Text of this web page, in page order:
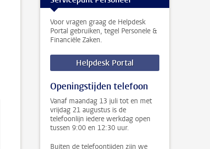
Voor vragen graag de Helpdesk
Portal gebruiken, tegel Personele &
Financiële Zaken.
Helpdesk Portal
Openingstijden telefoon
Vanaf maandag 13 juli tot en met
vrijdag 21 augustus is de
telefoonlijn iedere werkdag open
tussen 9:00 en 12:30 uur.
Buiten de telefoontijden zijn we